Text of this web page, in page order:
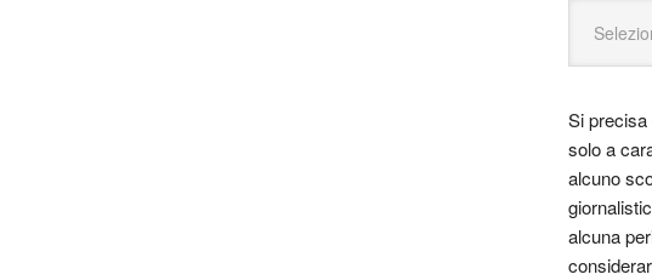
Si precisa
solo a
alcuno
alcuna